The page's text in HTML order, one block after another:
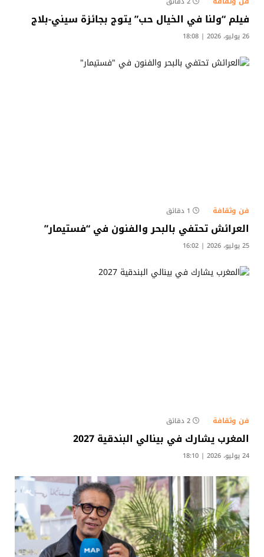
فيلم “ولنا في الخيال حب” يتوج بجائزة سيني-بلاج
26 يوليو، 2026 | 18:08
فن وثقافة 1 دقائق
العرائش تحتفي بالبحر والفنون في “فستيمار”
25 يوليو، 2026 | 16:02
فن وثقافة 2 دقائق
المغرب يشارك في بينالي البندقية 2027
24 يوليو، 2026 | 18:10